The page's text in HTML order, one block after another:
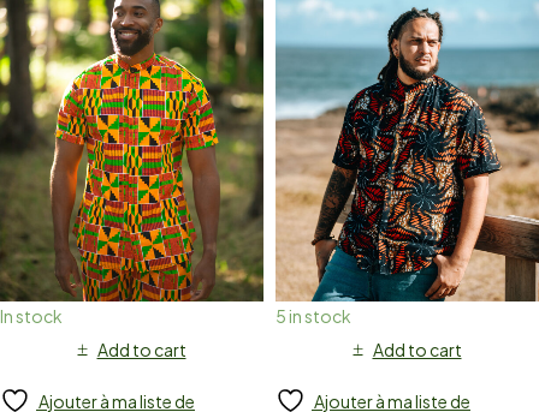
In stock
Add to cart
Ajouter à ma liste de
5 in stock
Add to cart
Ajouter à ma liste de